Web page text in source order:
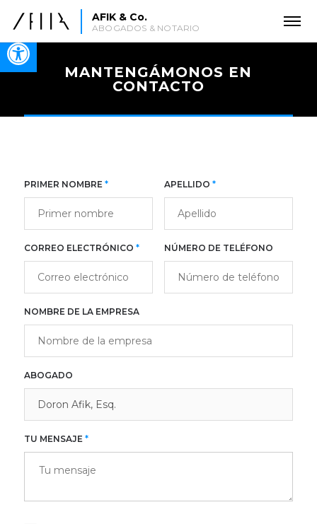
Open toolbar
AFIK & Co.
ABOGADOS & NOTARIO
MANTENGÁMONOS EN
CONTACTO
PRIMER NOMBRE * APELLIDO *
CORREO ELECTRÓNICO * NÚMERO DE TELÉFONO
NOMBRE DE LA EMPRESA
ABOGADO
TU MENSAJE *